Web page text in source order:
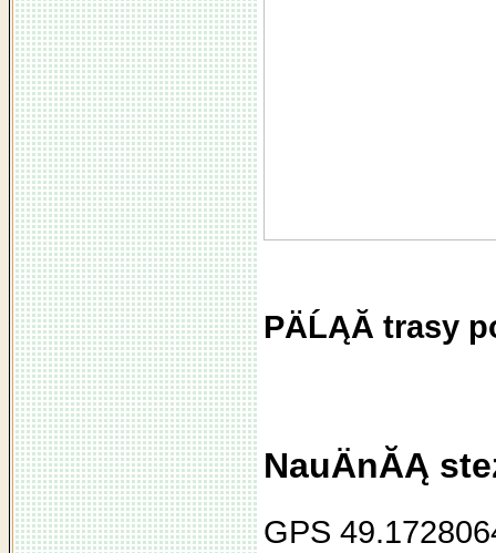
PÄĹĄĂ­ trasy
NauÄnĂĄ
GPS